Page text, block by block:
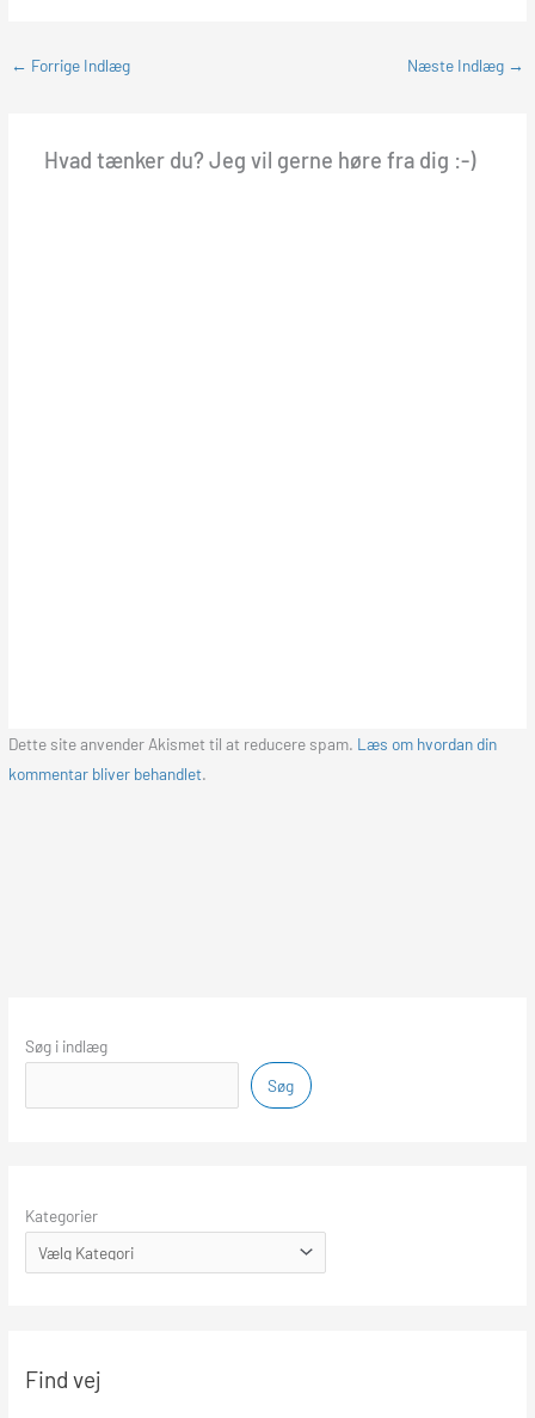
← Forrige Indlæg Næste Indlæg →
Hvad tænker du? Jeg vil gerne høre fra dig :-)
Dette site anvender Akismet til at reducere spam. Læs om hvordan din
kommentar bliver behandlet.
Søg i indlæg
Søg
Kategorier
Find vej